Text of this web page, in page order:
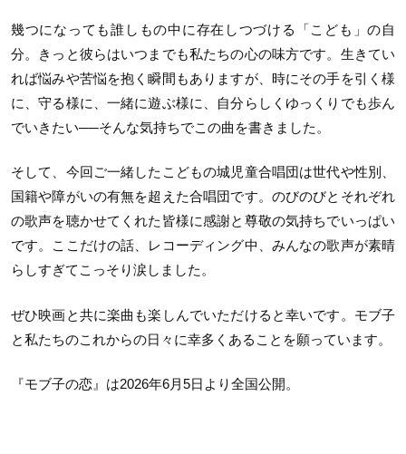
幾つになっても誰しもの中に存在しつづける「こども」の自
分。きっと彼らはいつまでも私たちの心の味方です。生きてい
れば悩みや苦悩を抱く瞬間もありますが、時にその手を引く様
に、守る様に、一緒に遊ぶ様に、自分らしくゆっくりでも歩ん
でいきたい──そんな気持ちでこの曲を書きました。
そして、今回ご一緒したこどもの城児童合唱団は世代や性別、
国籍や障がいの有無を超えた合唱団です。のびのびとそれぞれ
の歌声を聴かせてくれた皆様に感謝と尊敬の気持ちでいっぱい
です。ここだけの話、レコーディング中、みんなの歌声が素晴
らしすぎてこっそり涙しました。
ぜひ映画と共に楽曲も楽しんでいただけると幸いです。モブ子
と私たちのこれからの日々に幸多くあることを願っています。
『モブ子の恋』は2026年6月5日より全国公開。